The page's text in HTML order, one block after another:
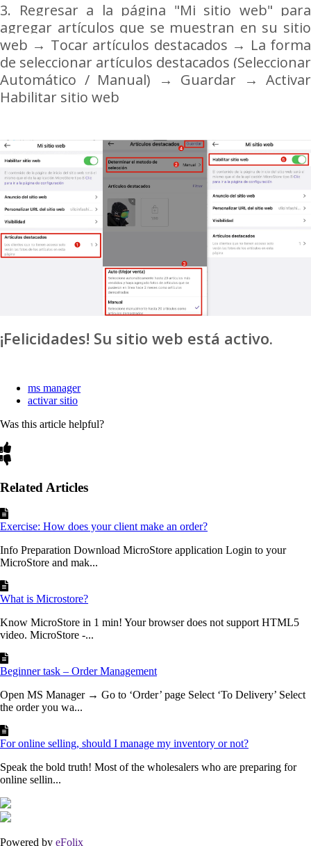
3. Regresar a la página "Mi sitio web" para
agregar artículos que se muestran en su sitio
web → Tocar artículos destacados → La forma
de seleccionar artículos destacados (Seleccionar
Automático / Manual)
→ Guardar → Activar
Habilitar sitio web
¡Felicidades! Su sitio web está activo.
ms manager
activar sitio
Was this article helpful?
Related Articles
Exercise: How does your client make an order?
Info Preparation Download MicroStore application Login to your
MicroStore and mak...
What is Microstore?
Know MicroStore in 1 min! Your browser does not support HTML5
video. MicroStore -...
Beginner task – Order Management
Open MS Manager → Go to ‘Order’ page Select ‘To Delivery’ Select
the order you wa...
For online selling, should I manage my inventory or not?
Speak the bold truth! Most of the wholesalers who are preparing for
online sellin...
Powered by eFolix